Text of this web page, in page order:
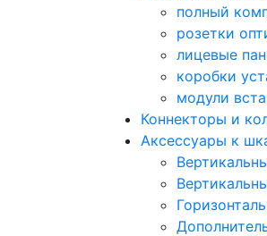
полный
розетки
лицевые
коробки
модули
Коннекторы и
Аксессуары к